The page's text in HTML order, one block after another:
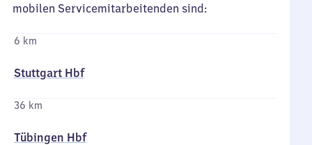
mobilen Servicemitarbeitenden sind:
6 km
Stuttgart Hbf
36 km
Tübingen Hbf